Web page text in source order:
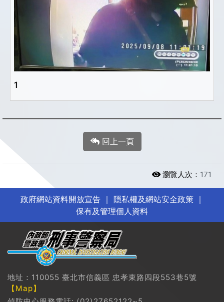
1
回上一頁
瀏覽人次： 171
政府網站資料開放宣告｜ 隱私權及網站安全政策｜
保有及管理個人資料
地址：110055 臺北市信義區 忠孝東路四段553巷5號
【Map】